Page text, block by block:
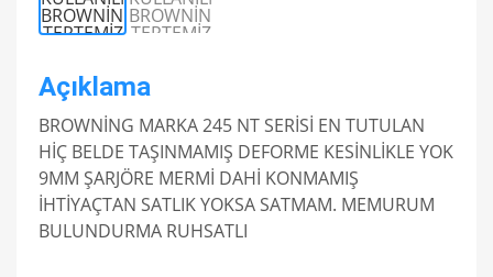
Açıklama
BROWNİNG MARKA 245 NT SERİSİ EN TUTULAN
HİÇ BELDE TAŞINMAMIŞ DEFORME KESİNLİKLE YOK
9MM ŞARJÖRE MERMİ DAHİ KONMAMIŞ
İHTİYAÇTAN SATLIK YOKSA SATMAM. MEMURUM
BULUNDURMA RUHSATLI